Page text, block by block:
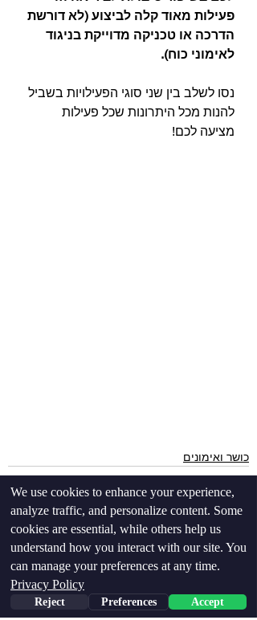
פעילות מאוד קלה לביצוע (לא דורשת
הדרכה או טכניקה מדוייקת בניגוד
לאימוני כוח).
נסו לשלב בין שני סוגי הפעילויות בשביל
להנות מכל היתרונות שכל פעילות
מציעה לכם!
כושר ואימונים
הצג הכול
Phone Email Facebook
We use cookies to enhance your experience,
analyze traffic, and personalize content. Some
cookies are essential, while others help us
understand how you interact with our site. You
can manage your preferences at any time.
Privacy Policy
Reject Preferences Accept